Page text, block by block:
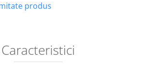
produs
Caracteristici